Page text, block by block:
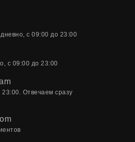
с 09:00 до 23:00
с 09:00 до 23:00
Отвечаем сразу